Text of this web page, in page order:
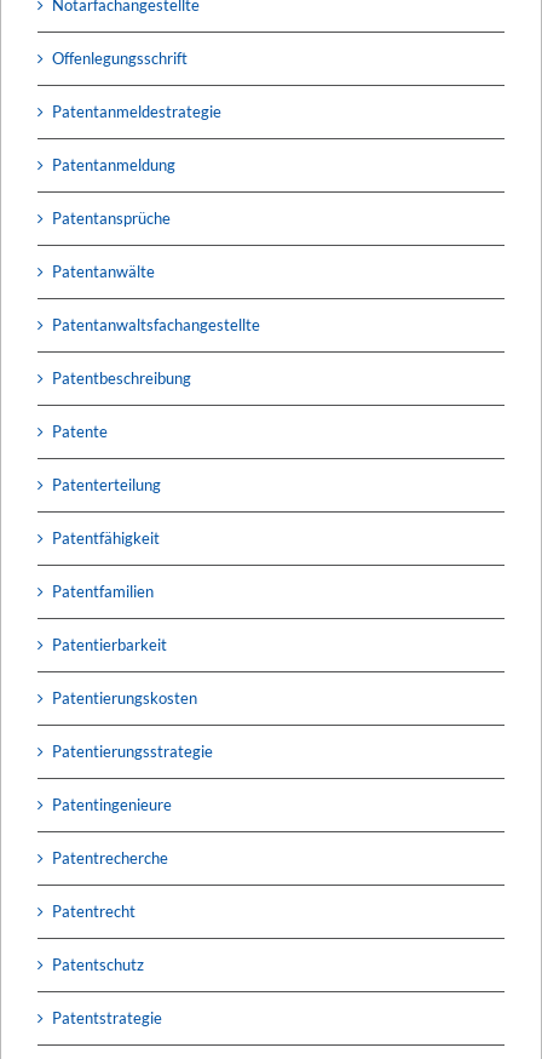
Notarfachangestellte
Offenlegungsschrift
Patentanmeldestrategie
Patentanmeldung
Patentansprüche
Patentanwälte
Patentanwaltsfachangestellte
Patentbeschreibung
Patente
Patenterteilung
Patentfähigkeit
Patentfamilien
Patentierbarkeit
Patentierungskosten
Patentierungsstrategie
Patentingenieure
Patentrecherche
Patentrecht
Patentschutz
Patentstrategie